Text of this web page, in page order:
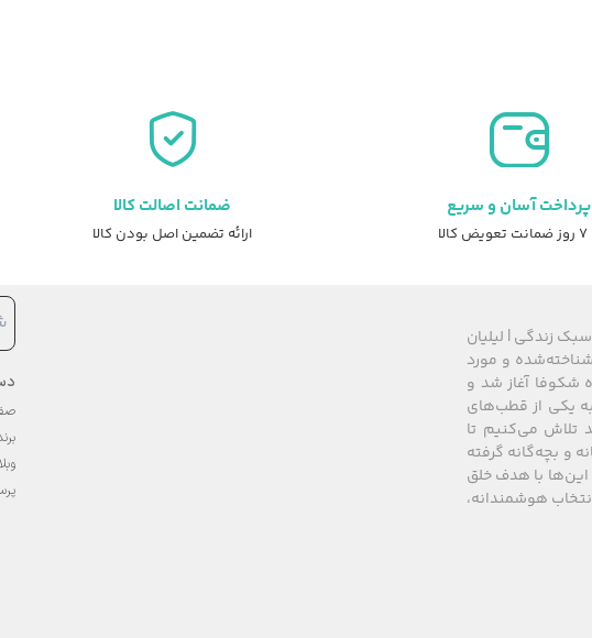
پرداخت آسان و سریع
کالا
ضمانت اصالت کالا
ارائه تضمین اصل بودن کالا
زندگی | لیلیان
شناخته‌شده و مورد
سال ۲۰۰۸ زیرمجموعه گروه شکوفا آغاز شد و
به یکی از قطب‌های
تلاش می‌کنیم تا
و بچه‌گانه گرفته
با هدف خلق
هوشمندانه،